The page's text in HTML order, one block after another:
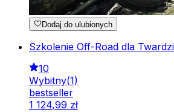
Dodaj do ulubionych
Szkolenie Off-Road dla
10
Wybitny(1)
bestseller
1 124,99 zł